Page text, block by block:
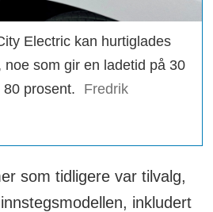
Electric kan hurtiglades
noe som gir en ladetid på 30
prosent.
Fredrik
som tidligere var tilvalg,
inkludert